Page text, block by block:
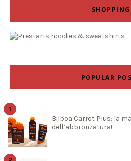
SHOPPING
POPULAR
Bilboa Carrot Plus: la
dell’abbronzatura!